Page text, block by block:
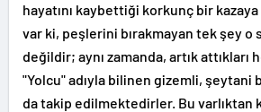
hayatını kaybettiği korkunç bir kazaya
var ki, peşlerini bırakmayan tek şey o
değildir; aynı zamanda, artık attıkları
"Yolcu" adıyla bilinen gizemli, şeytani
da takip edilmektedirler. Bu varlıktan